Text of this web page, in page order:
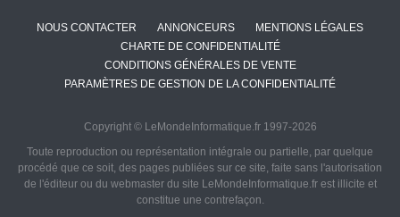
NOUS CONTACTER ANNONCEURS
MENTIONS LÉGALES
CHARTE DE CONFIDENTIALITÉ
CONDITIONS GÉNÉRALES DE VENTE
PARAMÈTRES DE GESTION DE LA CONFIDENTIALITÉ
Copyright © LeMondeInformatique.fr 1997-2026
Toute reproduction ou représentation intégrale ou partielle, par quelque
procédé que ce soit, des pages publiées sur ce site, faite sans l'autorisation
de l'éditeur ou du webmaster du site LeMondeInformatique.fr est illicite et
constitue une contrefaçon.